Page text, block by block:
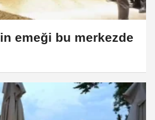
emeği bu merkezde